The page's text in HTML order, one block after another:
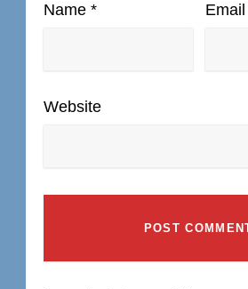
Name * Email
Website